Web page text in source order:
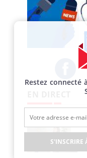
Facebook
Restez connecté
S'INSCRIRE